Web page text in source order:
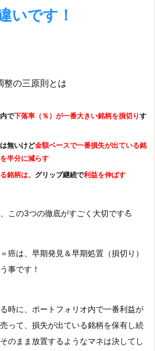
いです！
整の三原則とは
で下落率（％）が一番大きい銘柄を損切りす
無いけど金額ベースで一番損失が出ている銘
半分に減らす
銘柄は、グリップ継続で利益を伸ばす
この3つの徹底がすごく大切です💪
癌は、早期発見＆早期処置（損切り）
事です！
時に、ポートフォリオ内で一番利益が
って、損失が出ている銘柄を保有し続
のまま放置するようなマネは決してし